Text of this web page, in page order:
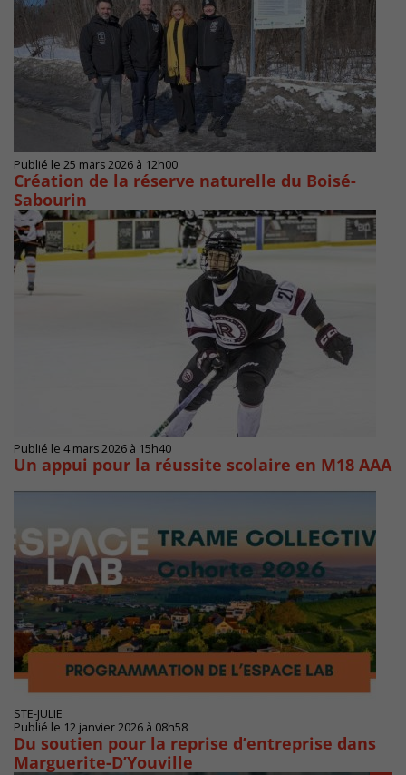
Publié le 25 mars 2026 à 12h00
Création de la réserve naturelle du Boisé-
Sabourin
Publié le 4 mars 2026 à 15h40
Un appui pour la réussite scolaire en M18 AAA
STE-JULIE
Publié le 12 janvier 2026 à 08h58
Du soutien pour la reprise d’entreprise dans
Marguerite-D’Youville